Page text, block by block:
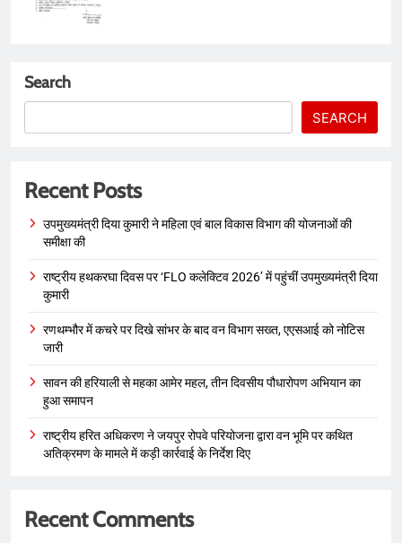
Search
SEARCH
Recent Posts
उपमुख्यमंत्री दिया कुमारी ने महिला एवं बाल विकास विभाग की योजनाओं की
समीक्षा की
राष्ट्रीय हथकरघा दिवस पर ‘FLO कलेक्टिव 2026’ में पहुंचीं उपमुख्यमंत्री दिया
कुमारी
रणथम्भौर में कचरे पर दिखे सांभर के बाद वन विभाग सख्त, एएसआई को नोटिस
जारी
सावन की हरियाली से महका आमेर महल, तीन दिवसीय पौधारोपण अभियान का
हुआ समापन
राष्ट्रीय हरित अधिकरण ने जयपुर रोपवे परियोजना द्वारा वन भूमि पर कथित
अतिक्रमण के मामले में कड़ी कार्रवाई के निर्देश दिए
Recent Comments